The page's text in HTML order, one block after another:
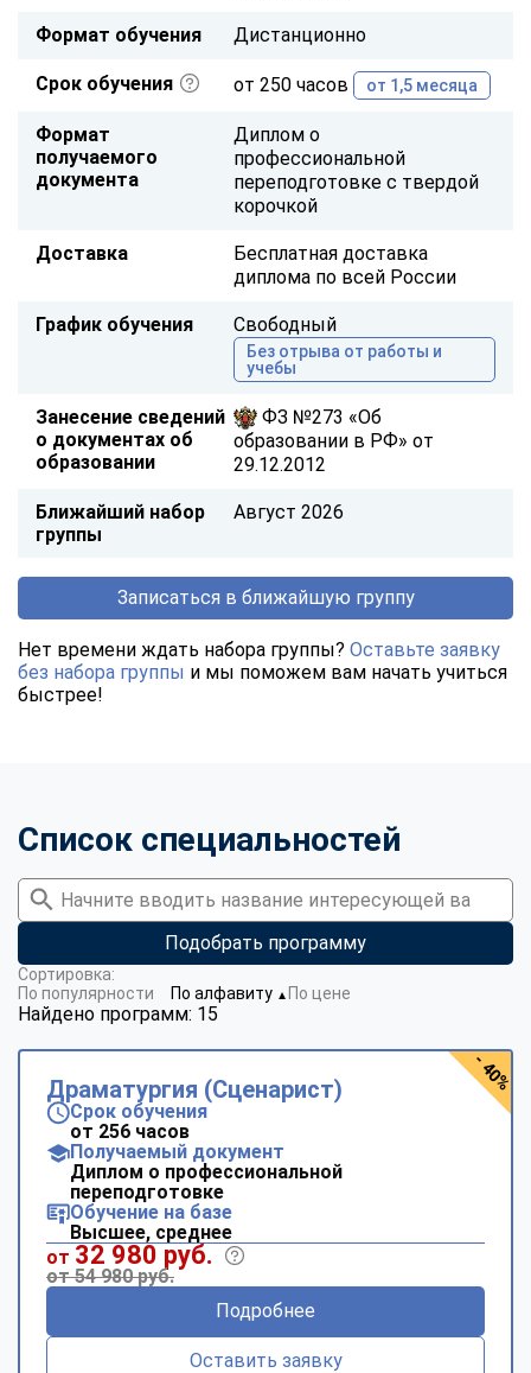
Формат обучения Дистанционно
Срок обучения от 250 часов от 1,5 месяца
Формат
получаемого
документа
Диплом о
профессиональной
переподготовке с твердой
корочкой
Доставка
Бесплатная доставка
диплома по всей России
График обучения Свободный
Без отрыва от работы и
учебы
Занесение сведений
о документах об
образовании
ФЗ №273 «Об
образовании в РФ» от
29.12.2012
Ближайший набор
группы
Август 2026
Записаться в ближайшую группу
Нет времени ждать набора группы? Оставьте заявку
без набора группы и мы поможем вам начать учиться
быстрее!
Список специальностей
Подобрать программу
Найдено программ: 15
Сортировка:
По популярности
По алфавиту ▼ По цене
Драматургия (Сценарист)
Срок обучения
от 256 часов
Получаемый документ
Диплом о профессиональной
переподготовке
Обучение на базе
Высшее, среднее
от 32 980 руб.
от 54 980 руб.
Подробнее
Оставить заявку
- 40%